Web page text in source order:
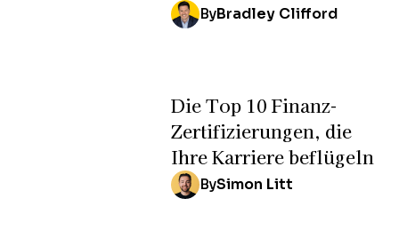
ByBradley Clifford
Die Top 10 Finanz-
Zertifizierungen, die
Ihre Karriere beflügeln
BySimon Litt